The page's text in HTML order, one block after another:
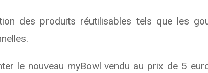
des produits réutilisables tels que les
le nouveau myBowl vendu au prix de 5